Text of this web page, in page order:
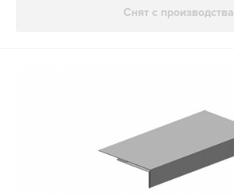
Снят с производства